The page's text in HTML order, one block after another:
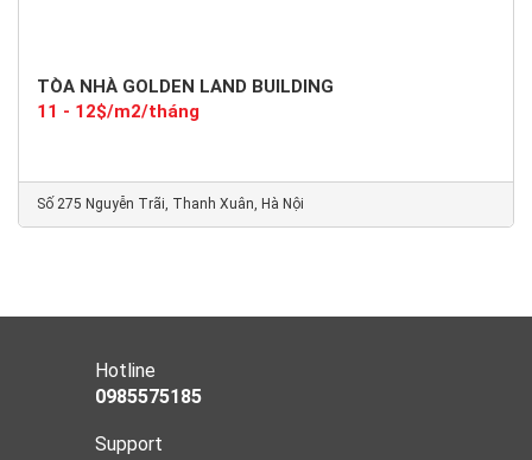
TÒA NHÀ GOLDEN LAND BUILDING
11 - 12$/m2/tháng
Số 275 Nguyễn Trãi, Thanh Xuân, Hà Nội
Hotline
0985575185
Support